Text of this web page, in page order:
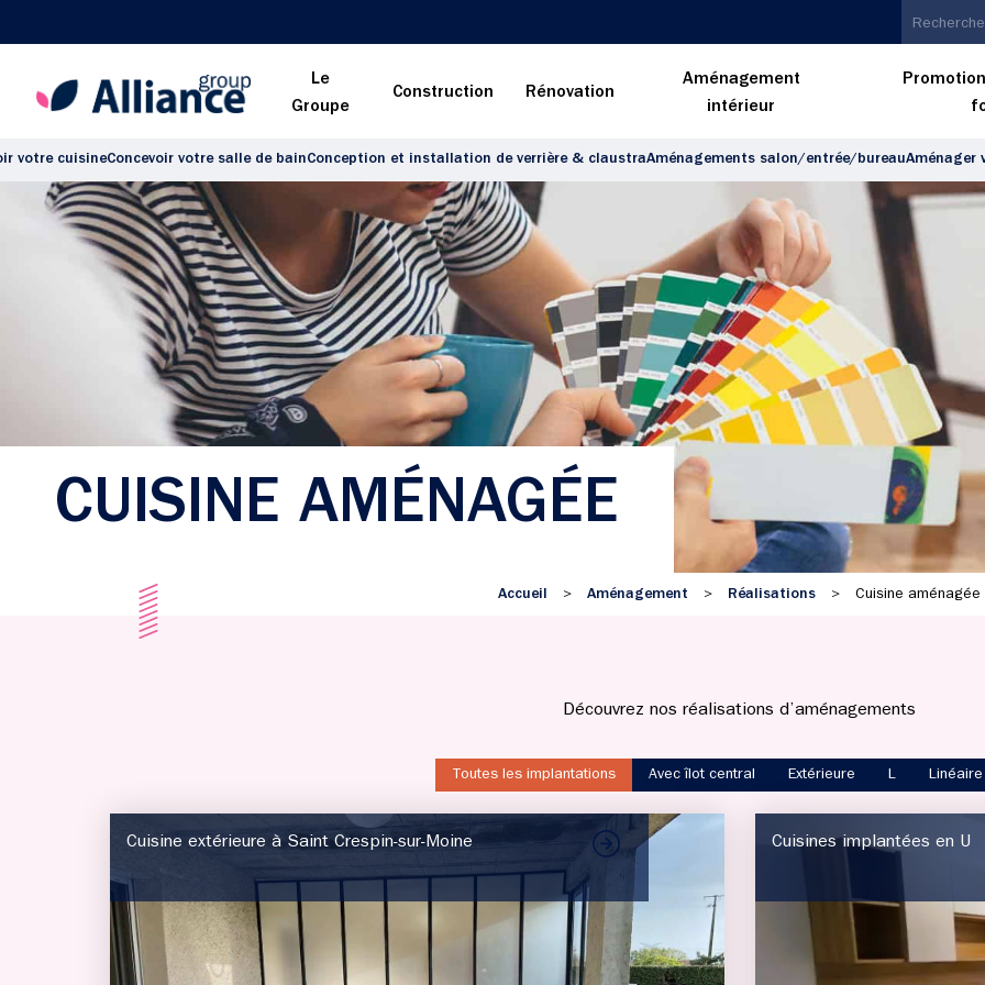
Le
Groupe
Construction Rénovation
Aménagement
intérieur
votre cuisineConcevoir votre salle de bainConception et installation de verrière & claustraAménagements salon/entrée/bureauAménager
CUISINE AMÉNAGÉE
Accueil > Aménagement > Réalisations > Cuisine aménagée
Découvrez nos réalisations d’aménagements
Toutes les implantations Avec îlot central Extérieure L Linéaire
Cuisine extérieure à Saint Crespin-sur-Moine Cuisines implantées en U